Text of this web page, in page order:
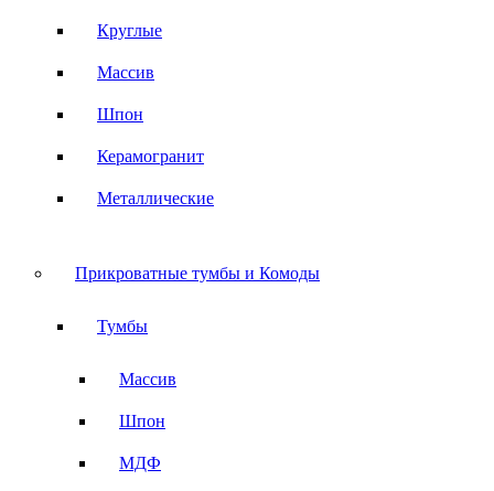
Круглые
Массив
Шпон
Керамогранит
Металлические
Прикроватные тумбы и Комоды
Тумбы
Массив
Шпон
МДФ